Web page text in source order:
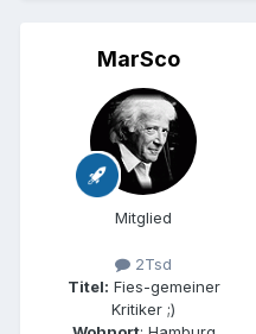
MarSco
Mitglied
2Tsd
Titel: Fies-gemeiner
Kritiker ;)